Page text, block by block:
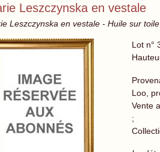
Leszczynska en vestale
Leszczynska en vestale - Huile sur toile
Lot n°
Loo,
Vente
;